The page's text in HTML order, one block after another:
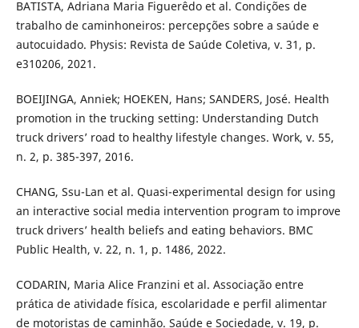
BATISTA, Adriana Maria Figuerêdo et al. Condições de
trabalho de caminhoneiros: percepções sobre a saúde e
autocuidado. Physis: Revista de Saúde Coletiva, v. 31, p.
e310206, 2021.
BOEIJINGA, Anniek; HOEKEN, Hans; SANDERS, José. Health
promotion in the trucking setting: Understanding Dutch
truck drivers’ road to healthy lifestyle changes. Work, v. 55,
n. 2, p. 385-397, 2016.
CHANG, Ssu-Lan et al. Quasi-experimental design for using
an interactive social media intervention program to improve
truck drivers’ health beliefs and eating behaviors. BMC
Public Health, v. 22, n. 1, p. 1486, 2022.
CODARIN, Maria Alice Franzini et al. Associação entre
prática de atividade física, escolaridade e perfil alimentar
de motoristas de caminhão. Saúde e Sociedade, v. 19, p.